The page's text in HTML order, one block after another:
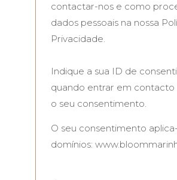
contactar-nos e como
dados pessoais na nossa
Privacidade.
Indique a sua ID de
quando entrar em contacto
o seu consentimento.
O seu consentimento
domínios: